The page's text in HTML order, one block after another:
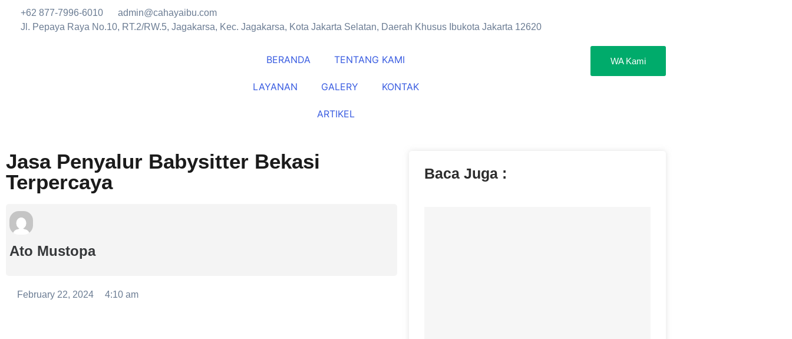
+62 877-7996-6010
admin@cahayaibu.com
Jl. Pepaya Raya No.10, RT.2/RW.5, Jagakarsa, Kec. Jagakarsa, Kota Jakarta Selatan, Daerah Khusus Ibukota Jakarta 12620
BERANDA TENTANG KAMI
LAYANAN GALERY KONTAK
ARTIKEL
WA Kami
Jasa Penyalur Babysitter Bekasi
Terpercaya
Ato Mustopa
February 22, 2024 4:10 am
Baca Juga :